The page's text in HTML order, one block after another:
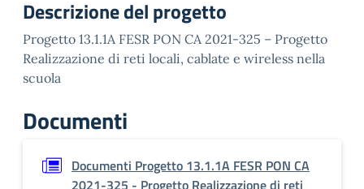
Descrizione del progetto
Progetto 13.1.1A FESR PON CA 2021-325 – Progetto
Realizzazione di reti locali, cablate e wireless nella
scuola
Documenti
Documenti Progetto 13.1.1A FESR PON CA
2021-325 - Progetto Realizzazione di reti